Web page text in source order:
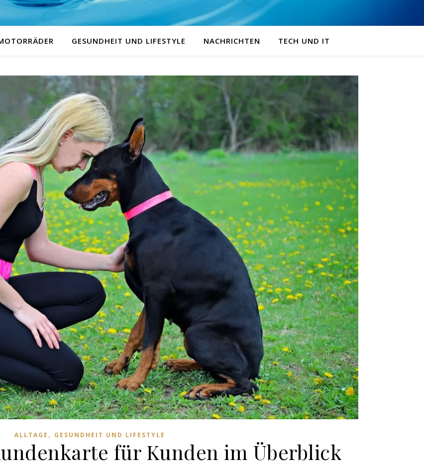
GESUNDHEIT UND LIFESTYLE NACHRICHTEN TECH UND IT
ALLTAGE , GESUNDHEIT UND LIFESTYLE
für Kunden im Überblick